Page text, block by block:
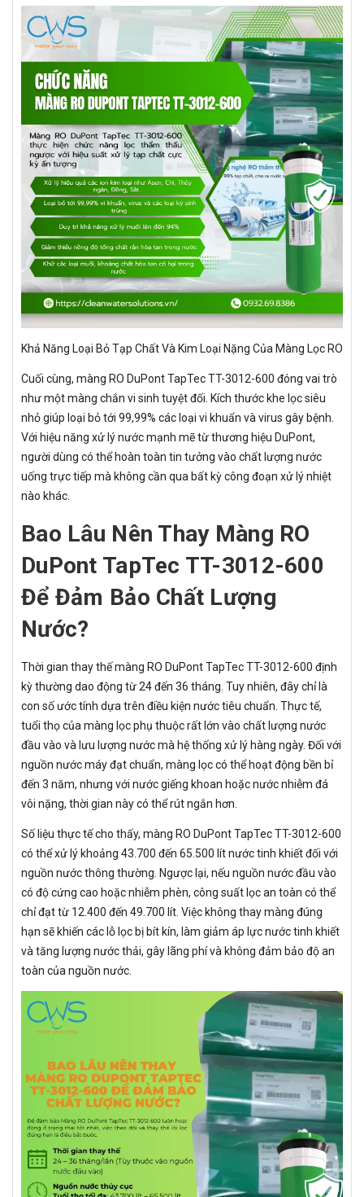
Khả Năng Loại Bỏ Tạp Chất Và Kim Loại Nặng Của Màng Lọc RO
Cuối cùng, màng RO DuPont TapTec TT-3012-600 đóng vai trò
như một màng chắn vi sinh tuyệt đối. Kích thước khe lọc siêu
nhỏ giúp loại bỏ tới 99,99% các loại vi khuẩn và virus gây bệnh.
Với hiệu năng xử lý nước mạnh mẽ từ thương hiệu DuPont,
người dùng có thể hoàn toàn tin tưởng vào chất lượng nước
uống trực tiếp mà không cần qua bất kỳ công đoạn xử lý nhiệt
nào khác.
Bao Lâu Nên Thay Màng RO
DuPont TapTec TT-3012-600
Để Đảm Bảo Chất Lượng
Nước?
Thời gian thay thế màng RO DuPont TapTec TT-3012-600 định
kỳ thường dao động từ 24 đến 36 tháng. Tuy nhiên, đây chỉ là
con số ước tính dựa trên điều kiện nước tiêu chuẩn. Thực tế,
tuổi thọ của màng lọc phụ thuộc rất lớn vào chất lượng nước
đầu vào và lưu lượng nước mà hệ thống xử lý hàng ngày. Đối với
nguồn nước máy đạt chuẩn, màng lọc có thể hoạt động bền bỉ
đến 3 năm, nhưng với nước giếng khoan hoặc nước nhiễm đá
vôi nặng, thời gian này có thể rút ngắn hơn.
Số liệu thực tế cho thấy, màng RO DuPont TapTec TT-3012-600
có thể xử lý khoảng 43.700 đến 65.500 lít nước tinh khiết đối với
nguồn nước thông thường. Ngược lại, nếu nguồn nước đầu vào
có độ cứng cao hoặc nhiễm phèn, công suất lọc an toàn có thể
chỉ đạt từ 12.400 đến 49.700 lít. Việc không thay màng đúng
hạn sẽ khiến các lỗ lọc bị bít kín, làm giảm áp lực nước tinh khiết
và tăng lượng nước thải, gây lãng phí và không đảm bảo độ an
toàn của nguồn nước.